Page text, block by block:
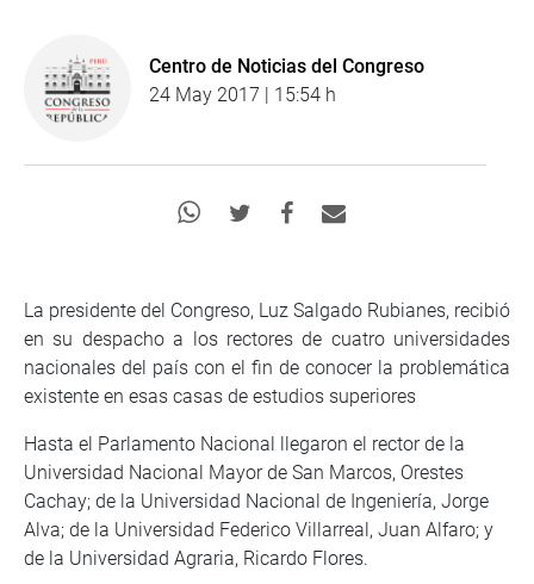
Centro de Noticias del Congreso
24 May 2017 | 15:54 h
La presidente del Congreso, Luz Salgado Rubianes, recibió
en su despacho a los rectores de cuatro universidades
nacionales del país con el fin de conocer la problemática
existente en esas casas de estudios superiores
Hasta el Parlamento Nacional llegaron el rector de la
Universidad Nacional Mayor de San Marcos, Orestes
Cachay; de la Universidad Nacional de Ingeniería, Jorge
Alva; de la Universidad Federico Villarreal, Juan Alfaro; y
de la Universidad Agraria, Ricardo Flores.